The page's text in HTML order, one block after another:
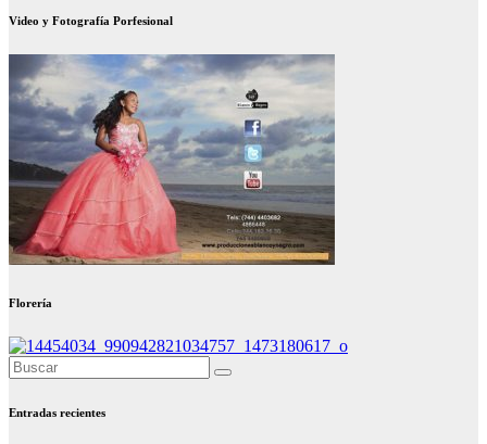
Video y Fotografía Porfesional
Florería
Entradas recientes